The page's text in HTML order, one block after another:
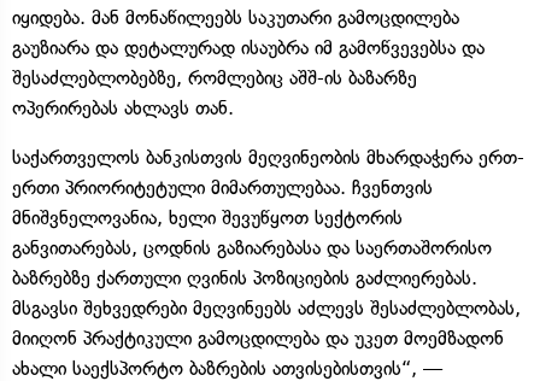
იყიდება. მან მონაწილეებს საკუთარი გამოცდილება
გაუზიარა და დეტალურად ისაუბრა იმ გამოწვევებსა და
შესაძლებლობებზე, რომლებიც აშშ-ის ბაზარზე
ოპერირებას ახლავს თან.
საქართველოს ბანკისთვის მეღვინეობის მხარდაჭერა ერთ-
ერთი პრიორიტეტული მიმართულებაა. ჩვენთვის
მნიშვნელოვანია, ხელი შევუწყოთ სექტორის
განვითარებას, ცოდნის გაზიარებასა და საერთაშორისო
ბაზრებზე ქართული ღვინის პოზიციების გაძლიერებას.
მსგავსი შეხვედრები მეღვინეებს აძლევს შესაძლებლობას,
მიიღონ პრაქტიკული გამოცდილება და უკეთ მოემზადონ
ახალი საექსპორტო ბაზრების ათვისებისთვის“, —